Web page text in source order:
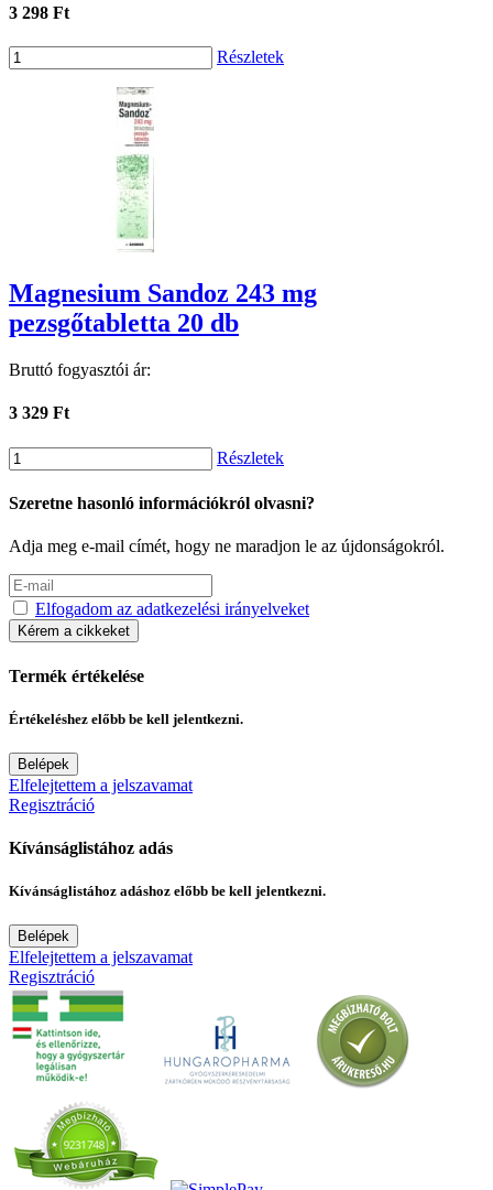
3 298 Ft
Részletek
Magnesium Sandoz 243 mg
pezsgőtabletta 20 db
Bruttó fogyasztói ár:
3 329 Ft
Részletek
Szeretne hasonló információkról olvasni?
Adja meg e-mail címét, hogy ne maradjon le az újdonságokról.
Elfogadom az adatkezelési irányelveket
Kérem a cikkeket
Termék értékelése
Értékeléshez előbb be kell jelentkezni.
Belépek
Elfelejtettem a jelszavamat
Regisztráció
Kívánságlistához adás
Kívánságlistához adáshoz előbb be kell jelentkezni.
Belépek
Elfelejtettem a jelszavamat
Regisztráció